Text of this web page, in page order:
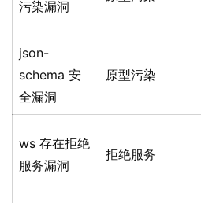
污染漏洞
json-
schema 安
全漏洞
原型污染
ws 存在拒绝
服务漏洞
拒绝服务